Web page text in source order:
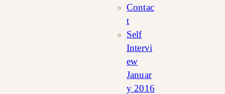
Contac
t
Self
Intervi
ew
Januar
y 2016